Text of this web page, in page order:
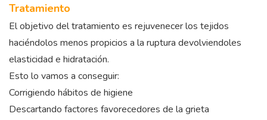
Tratamiento
El objetivo del tratamiento es rejuvenecer los tejidos
haciéndolos menos propicios a la ruptura devolviendoles
elasticidad e hidratación.
Esto lo vamos a conseguir:
Corrigiendo hábitos de higiene
Descartando factores favorecedores de la grieta